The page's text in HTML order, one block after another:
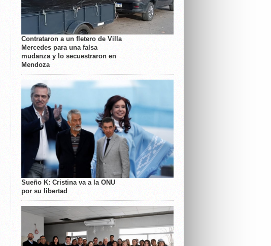
Contrataron a un fletero de Villa
Mercedes para una falsa
mudanza y lo secuestraron en
Mendoza
Sueño K: Cristina va a la ONU
por su libertad